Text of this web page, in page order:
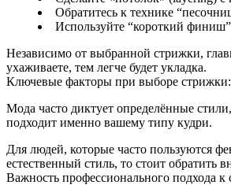
Обратитесь к технике
Используйте “короткий
Независимо от выбранной стрижки,
ухаживаете, тем легче будет укладка.
Ключевые факторы при выборе
Мода часто диктует определённые
подходит именно вашему типу кудри.
Для людей, которые часто пользуются
естественный стиль, то стоит
Важность профессионального подхода к